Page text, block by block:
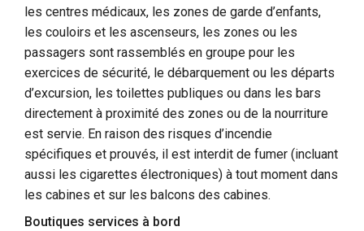
les centres médicaux, les zones de garde d’enfants,
les couloirs et les ascenseurs, les zones ou les
passagers sont rassemblés en groupe pour les
exercices de sécurité, le débarquement ou les départs
d’excursion, les toilettes publiques ou dans les bars
directement à proximité des zones ou de la nourriture
est servie. En raison des risques d’incendie
spécifiques et prouvés, il est interdit de fumer (incluant
aussi les cigarettes électroniques) à tout moment dans
les cabines et sur les balcons des cabines.
Boutiques services à bord